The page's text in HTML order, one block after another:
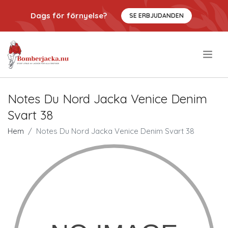
Dags för förnyelse? SE ERBJUDANDEN
Notes Du Nord Jacka Venice Denim
Svart 38
Hem Notes Du Nord Jacka Venice Denim Svart 38